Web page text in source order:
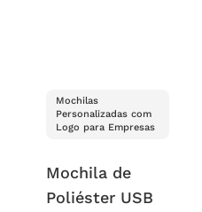
Mochilas
Personalizadas com
Logo para Empresas
Mochila de
Poliéster USB